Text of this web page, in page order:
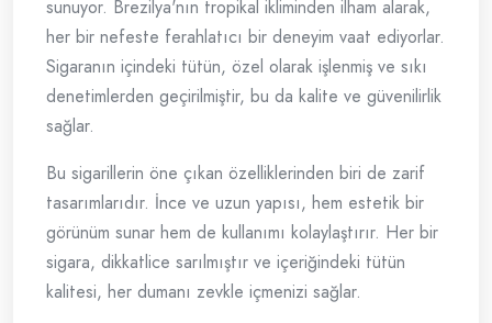
sunuyor. Brezilya'nın tropikal ikliminden ilham alarak,
her bir nefeste ferahlatıcı bir deneyim vaat ediyorlar.
Sigaranın içindeki tütün, özel olarak işlenmiş ve sıkı
denetimlerden geçirilmiştir, bu da kalite ve güvenilirlik
sağlar.
Bu sigarillerin öne çıkan özelliklerinden biri de zarif
tasarımlarıdır. İnce ve uzun yapısı, hem estetik bir
görünüm sunar hem de kullanımı kolaylaştırır. Her bir
sigara, dikkatlice sarılmıştır ve içeriğindeki tütün
kalitesi, her dumanı zevkle içmenizi sağlar.